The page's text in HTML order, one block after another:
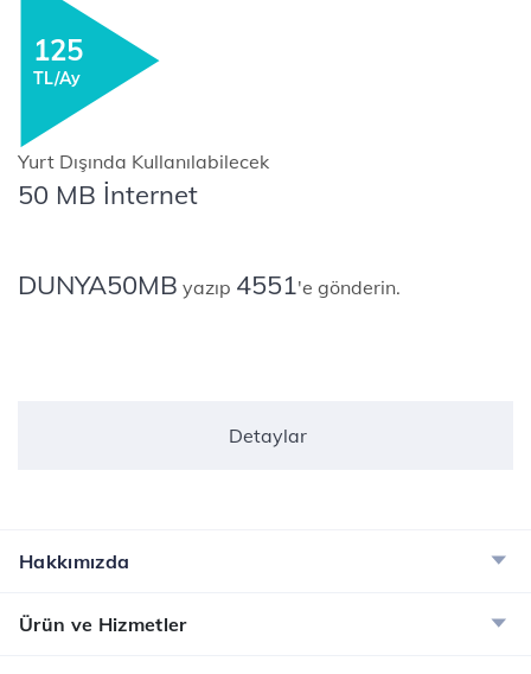
125
TL/Ay
Yurt Dışında Kullanılabilecek
50 MB İnternet
DUNYA50MB yazıp 4551'e gönderin.
Detaylar
Hakkımızda
Ürün ve Hizmetler